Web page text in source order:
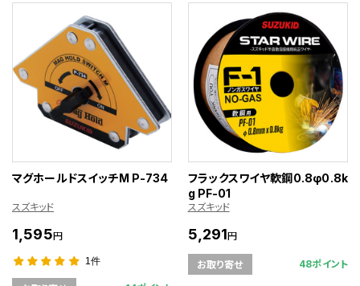
マグホールドスイッチM P-734
スズキッド
1,595円
1件
フラックスワイヤ軟鋼0.8φ0.8k
g PF-01
スズキッド
5,291円
お取り寄せ 48ポイント